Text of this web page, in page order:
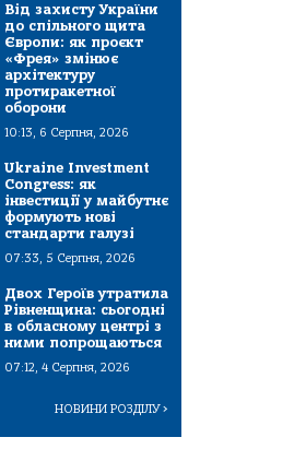
Від захисту України
до спільного щита
Європи: як проєкт
«Фрея» змінює
архітектуру
протиракетної
оборони
10:13, 6 Серпня, 2026
Ukraine Investment
Congress: як
інвестиції у майбутнє
формують нові
стандарти галузі
07:33, 5 Серпня, 2026
Двох Героїв утратила
Рівненщина: сьогодні
в обласному центрі з
ними попрощаються
07:12, 4 Серпня, 2026
НОВИНИ РОЗДІЛУ>